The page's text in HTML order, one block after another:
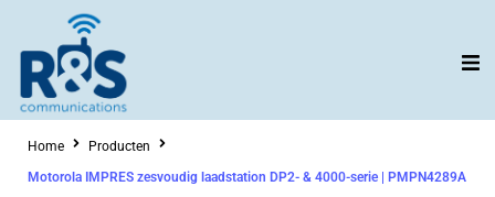
inhoud
Home
Producten
Motorola IMPRES zesvoudig laadstation DP2- & 4000-serie | PMPN4289A